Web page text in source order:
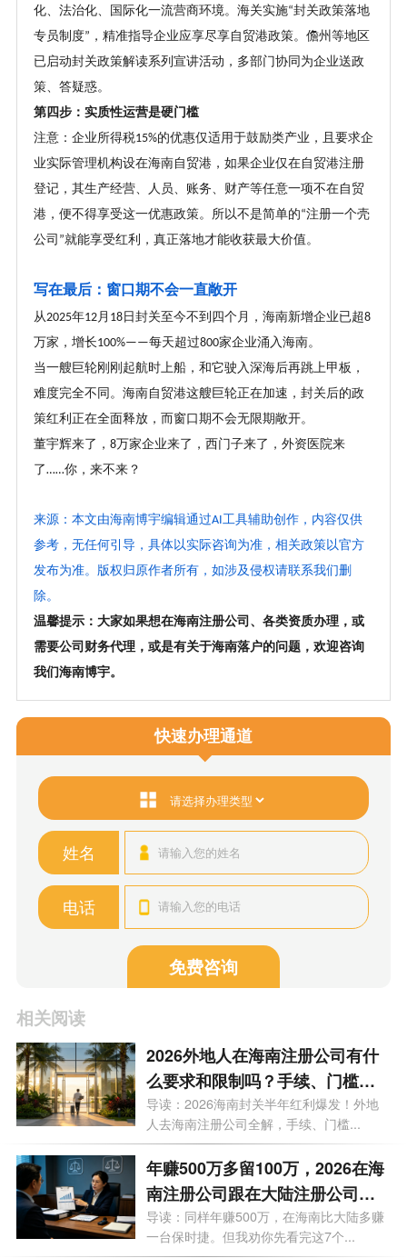
化、法治化、国际化一流营商环境。海关实施“封关政策落地
专员制度” ，精准指导企业应享尽享自贸港政策。儋州等地区
已启动封关政策解读系列宣讲活动，多部门协同为企业送政
策、答疑惑。
第四步：实质性运营是硬门槛
注意：企业所得税15%的优惠仅适用于鼓励类产业，且要求企
业实际管理机构设在海南自贸港，如果企业仅在自贸港注册
登记，其生产经营、人员、账务、财产等任意一项不在自贸
港，便不得享受这一优惠政策。所以不是简单的“注册一个壳
公司 ”就能享受红利，真正落地才能收获最大价值。
写在最后：窗口期不会一直敞开
从2025年12月 18日封关至今不到四个月，海南新增企业已超8
万家，增长100%——每天超过800家企业涌入海南。
当一艘巨轮刚刚起航时上船，和它驶入深海后再跳上甲板，
难度完全不同。海南自贸港这艘巨轮正在加速，封关后的政
策红利正在全面释放，而窗口期不会无限期敞开。
董宇辉来了， 8万家企业来了，西门子来了，外资医院来
了……你，来不来？
来源：本文由海南博宇编辑通过AI 工具辅助创作，内容仅供
参考，无任何引导，具体以实际咨询为准，相关政策以官方
发布为准。版权归原作者所有，如涉及侵权请联系我们删
除。
温馨提示：大家如果想在海南注册公司、各类资质办理，或
需要公司财务代理，或是有关于海南落户的问题，欢迎咨询
我们海南博宇。
快速办理通道
姓名
电话
免费咨询
相关阅读
2026外地人在海南注册公司有什
么要求和限制吗？手续、门槛、
买房上学利弊等9大问题一次性说
透
导读：2026海南封关半年红利爆发！外地
人去海南注册公司全解，手续、门槛...
年赚500万多留100万，2026在海
南注册公司跟在大陆注册公司有
什么区别？一文看懂
导读：同样年赚500万，在海南比大陆多赚
一台保时捷。但我劝你先看完这7个...